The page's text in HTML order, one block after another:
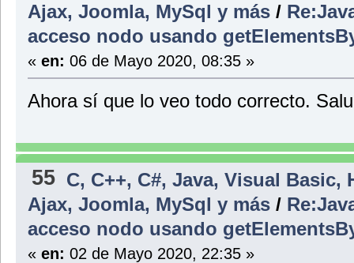
Ajax, Joomla, MySql y más/
acceso nodo usando
« en: 06 de Mayo 2020, 08:35 »
Ahora sí que lo veo todo correcto.
55 C, C++, C#, Java, Visual Basic,
Ajax, Joomla, MySql y más/
acceso nodo usando
« en: 02 de Mayo 2020, 22:35 »